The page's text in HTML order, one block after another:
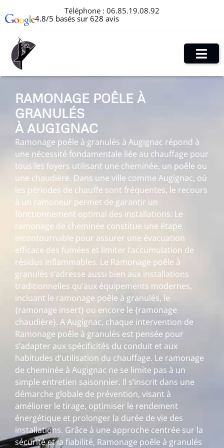
Téléphone : 06.85.19.08.92
4.8/5 basés sur 628 avis
RAMONAGE POÊLE À
GRANULÉS
À AUGIGNAC
Ramonage poêle à granulés à Augignac répond à
une nécessité fondamentale liée au chauffage pour
tous les foyers utilisant une cheminée, un poêle ou
une chaudière. Dans une ville comme Augignac, où
les périodes de chauffe sont fréquentes, le recours
à un ramoneur permet de garantir un
fonctionnement optimal des installations. Le
ramonage de cheminée constitue une étape
incontournable pour assurer une évacuation
efficace des fumées et limiter l’accumulation de
résidus inflammables. Le Ramonage poêle à
granulés s’adresse aussi bien aux installations
traditionnelles qu’aux équipements modernes,
incluant le ramonage poêle à granulés, le
{ramonage insert} ou encore le {ramonage
chaudière}. A Augignac, chaque intervention de
Ramonage poêle à granulés est pensée pour
s’adapter aux spécificités du conduit et aux
habitudes d’utilisation du chauffage. Le ramonage
de cheminée à Augignac ne se limite pas à un
simple entretien saisonnier. Il s’inscrit dans une
démarche globale de prévention, visant à
améliorer le tirage, optimiser le rendement
énergétique et prolonger la durée de vie des
installations. Grâce à une approche centrée sur la
sécurité et la fiabilité, Ramonage poêle à granulés